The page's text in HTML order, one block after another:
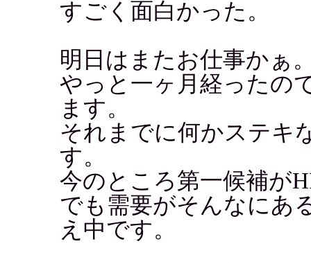
すごく面白かった。
明日はまたお仕事かぁ
やっと一ヶ月経ったの
ます。
それまでに何かステキ
す。
今のところ第一候補が
でも需要がそんなにあ
え中です。